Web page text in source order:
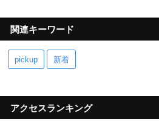
関連キーワード
pickup 新着
アクセスランキング